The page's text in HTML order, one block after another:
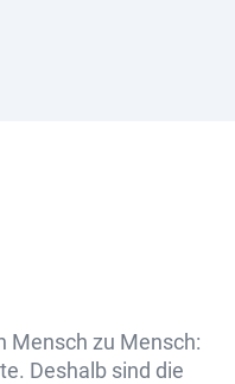
Mensch zu Mensch:
Deshalb sind die